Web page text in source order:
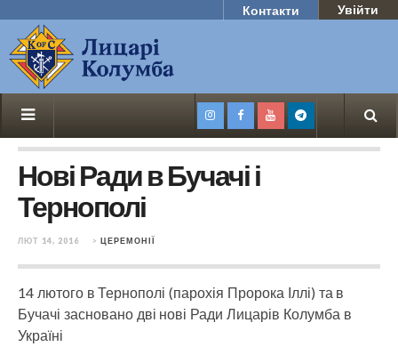
Контакти Увійти
Нові Ради в Бучачі і
Тернополі
ЛЮТ 14, 2016 > ЦЕРЕМОНІЇ
14 лютого в Тернополі (парохія Пророка Іллі) та в
Бучачі засновано дві нові Ради Лицарів Колумба в
Україні